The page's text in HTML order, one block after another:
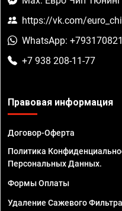
https://vk.com/
WhatsApp:
+7 938 208-11-77
Правовая информация
Договор-Оферта
Политика
Персональных Данных.
Формы Оплаты
Удаление Сажевого